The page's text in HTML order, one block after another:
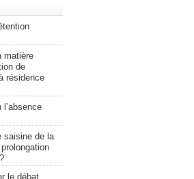
matière
de
résidence
saisine de la
le débat